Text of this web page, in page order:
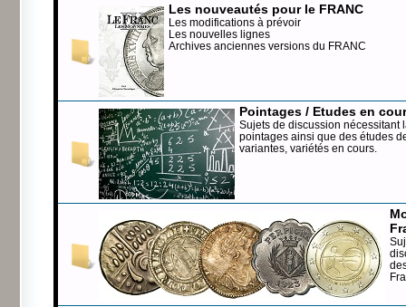
Les nouveautés pour le FRANC
Les modifications à prévoir
Les nouvelles lignes
Archives anciennes versions du FRANC
Pointages / Etudes en
Sujets de discussion nécessitant
pointages ainsi que des études
variantes, variétés en cours.